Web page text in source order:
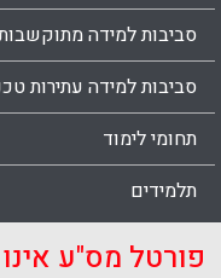
סביבות למידה
סביבות למידה עתירות
תחומי לימוד
תלמידים
פורטל מס"ע